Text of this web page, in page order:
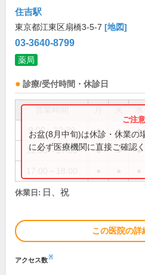
住吉駅
東京都江東区扇橋3-5-7 [地図]
03-3640-8799
薬局
診療/受付時間・休診日
9:00～12:30 ● ● ●
12:30～17:00 ● ● ●
お盆(8月中旬)は休診・休業の
に必ず医療機関に直接ご確認く
休業日: 日、祝
この医院の詳
アクセス数※